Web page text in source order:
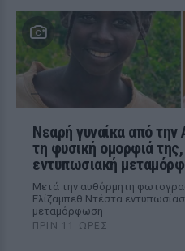
Νεαρή γυναίκα από την
τη φυσική ομορφιά της,
εντυπωσιακή
Μετά την αυθόρμητη
Ελίζαμπεθ Ντέστα
μεταμόρφωση
ΠΡΙΝ 11 ΏΡΕΣ